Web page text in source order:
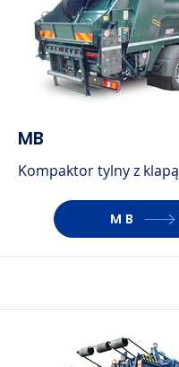
MB
Kompaktor tylny z
MB